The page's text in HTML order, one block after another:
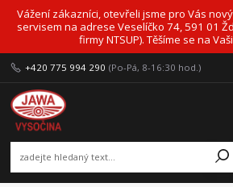
Vážení zákazníci, otevřeli jsme pro Vás
servisem na adrese Veselíčko 74, 591 01
firmy NTSUP). Těšíme se na
+420 775 994 290 (Po-Pá, 8-16:30 hod.)